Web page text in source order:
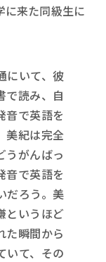
に来た同級生に
にいて、彼
で読み、自
音で英語を
美紀は完全
うがんばっ
音で英語を
だろう。美
というほど
た瞬間から
いて、その